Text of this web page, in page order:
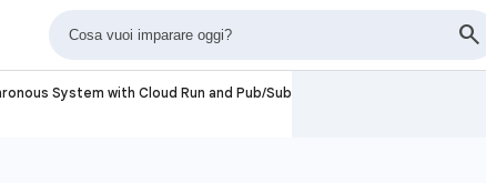
System with Cloud Run and Pub/Sub